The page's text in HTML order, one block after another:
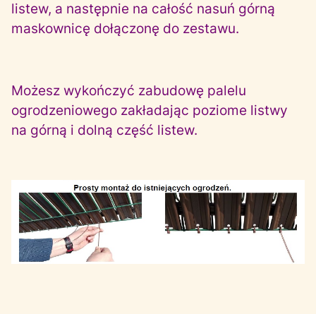
listew, a następnie na całość nasuń górną
maskownicę dołączonę do zestawu.
Możesz wykończyć zabudowę palelu
ogrodzeniowego zakładając poziome listwy
na górną i dolną część listew.